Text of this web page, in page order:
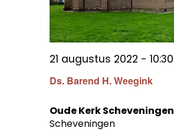
Ds. Barend H. Weegink
21 augustus 2022 - 10:30
Oude Kerk Scheveningen
Scheveningen